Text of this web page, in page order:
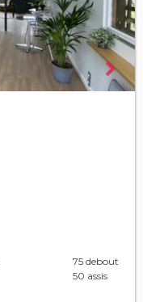
75 debout
50 assis